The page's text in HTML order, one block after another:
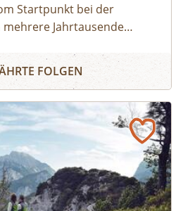
Startpunkt bei der
Jahrtausende
Schattendorf führt die
Thurner durch die
mehr über
Jahrtausende.
FOLGEN